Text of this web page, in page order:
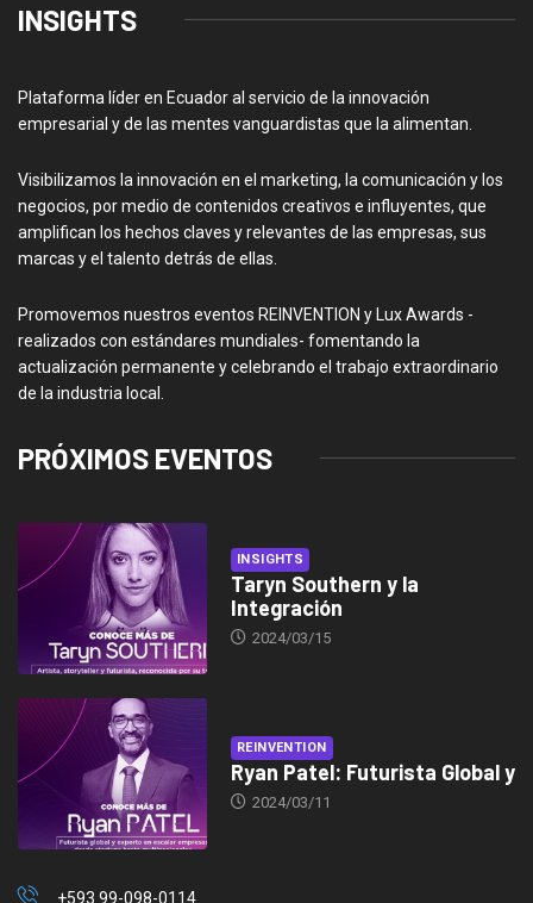
INSIGHTS
Plataforma líder en Ecuador al servicio de la innovación
empresarial y de las mentes vanguardistas que la alimentan.
Visibilizamos la innovación en el marketing, la comunicación y los
negocios, por medio de contenidos creativos e influyentes, que
amplifican los hechos claves y relevantes de las empresas, sus
marcas y el talento detrás de ellas.
Promovemos nuestros eventos REINVENTION y Lux Awards -
realizados con estándares mundiales- fomentando la
actualización permanente y celebrando el trabajo extraordinario
de la industria local.
PRÓXIMOS EVENTOS
INSIGHTS
Taryn Southern y la
Integración
2024/03/15
REINVENTION
Ryan Patel: Futurista Global y
2024/03/11
+593 99-098-0114